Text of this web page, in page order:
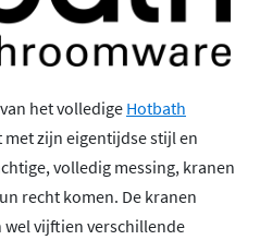
het volledige Hotbath
zijn eigentijdse stijl en
volledig messing, kranen
recht komen. De kranen
vijftien verschillende